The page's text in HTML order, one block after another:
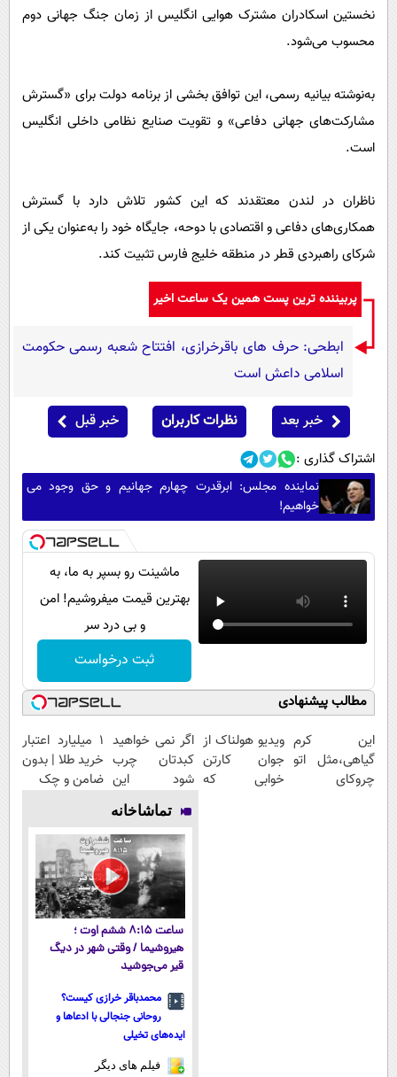
نخستین اسکادران مشترک هوایی انگلیس از زمان جنگ جهانی دوم
محسوب می‌شود.
به‌نوشته بیانیه رسمی، این توافق بخشی از برنامه دولت برای «گسترش
مشارکت‌های جهانی دفاعی» و تقویت صنایع نظامی داخلی انگلیس
است.
ناظران در لندن معتقدند که این کشور تلاش دارد با گسترش
همکاری‌های دفاعی و اقتصادی با دوحه، جایگاه خود را به‌عنوان یکی از
شرکای راهبردی قطر در منطقه خلیج فارس تثبیت کند.
پربیننده ترین پست همین یک ساعت اخیر
ابطحی: حرف های باقرخرازی، افتتاح شعبه رسمی حکومت
اسلامی داعش است
خبر بعد نظرات کاربران خبر قبل
اشتراک گذاری :
نماینده مجلس: ابرقدرت چهارم جهانیم و حق وجود می
خواهیم!
ماشینت رو بسپر به ما، به
بهترین قیمت میفروشیم! امن
و بی درد سر
ثبت درخواست
مطالب پیشنهادی
این کرم
گیاهی،مثل اتو
چروکای
ویدیو هولناک از
جوان کارتن
خوابی که
اگر نمی خواهید
کبدتان چرب
شود این
نوشیدنی خوش
طعم را بنوشید
۱ میلیارد اعتبار
خرید طلا | بدون
ضامن و چک
تماشاخانه
ساعت ۸:۱۵ ششم اوت ؛
هیروشیما / وقتی شهر در دیگ
قیر می‌جوشید
محمدباقر خرازی کیست؟
روحانی جنجالی با ادعاها و
ایده‌های تخیلی
فیلم های دیگر